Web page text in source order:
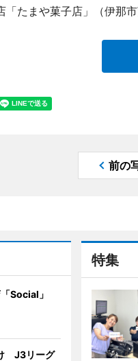
「たまや菓子店」（伊那
前の
特集
「Social」
J3リーグ